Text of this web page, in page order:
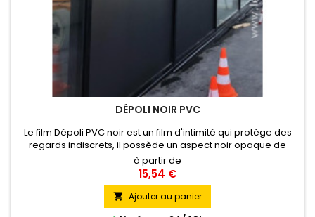
DÉPOLI NOIR PVC
Le film Dépoli PVC noir est un film d'intimité qui protège des
regards indiscrets, il possède un aspect noir opaque de
l'extérieur et un effet translucide à l'intérieur ce qui est idéal
pour masquer la vue tout en gardant une bonne
luminosité.Ce film n'est disponible qu'en laize de 127cm.
à partir de
15,54 €
 Ajouter au panier